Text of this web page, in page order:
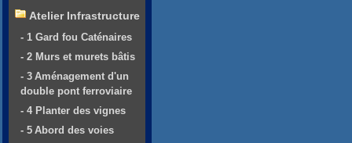
Atelier Infrastructure
- 1 Gard fou Caténaires
- 2 Murs et murets bâtis
- 3 Aménagement d'un
double pont ferroviaire
- 4 Planter des vignes
- 5 Abord des voies